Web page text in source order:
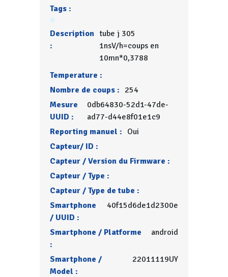
Tags :
Description
:
tube j 305
1nsV/h=coups en
10mn*0,3788
Temperature :
Nombre de coups : 254
Mesure
UUID :
0db64830-52d1-47de-
ad77-d44e8f01e1c9
Reporting manuel : Oui
Capteur/ ID :
Capteur / Version du Firmware :
Capteur / Type :
Capteur / Type de tube :
Smartphone
/ UUID :
40f15d6de1d2300e
Smartphone / Platforme
:
android
Smartphone /
Model :
22011119UY